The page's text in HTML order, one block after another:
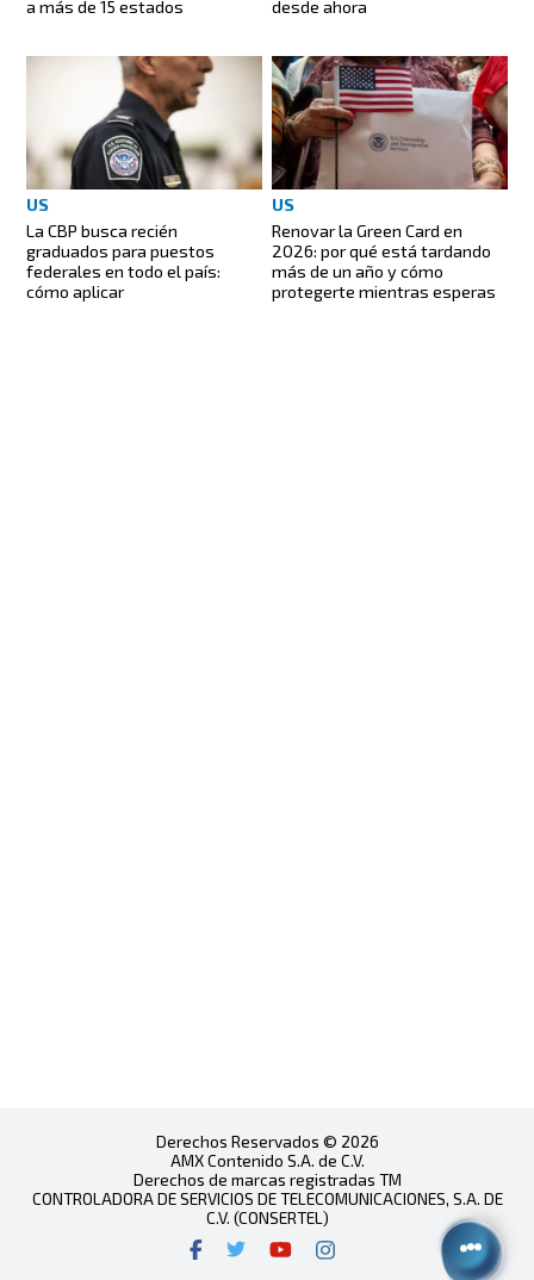
a más de 15 estados
desde ahora
US
La CBP busca recién
graduados para puestos
federales en todo el país:
cómo aplicar
US
Renovar la Green Card en
2026: por qué está tardando
más de un año y cómo
protegerte mientras esperas
Derechos Reservados © 2026
AMX Contenido S.A. de C.V.
Derechos de marcas registradas TM
CONTROLADORA DE SERVICIOS DE TELECOMUNICACIONES, S.A. DE
C.V. (CONSERTEL)